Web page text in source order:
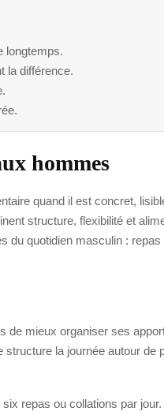
longtemps.
la différence.
hommes
quand il est concret,
structure, flexibilité et
du quotidien masculin :
de mieux organiser ses
la journée autour
repas ou collations par